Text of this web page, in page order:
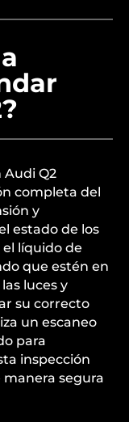
Q2
completa del
y
estado de los
líquido de
que estén en
luces y
su correcto
un escaneo
para
inspección
segura